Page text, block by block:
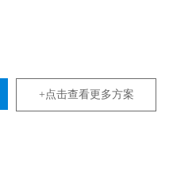
生产的产品相关性，车间的要求
+点击查看更多方案